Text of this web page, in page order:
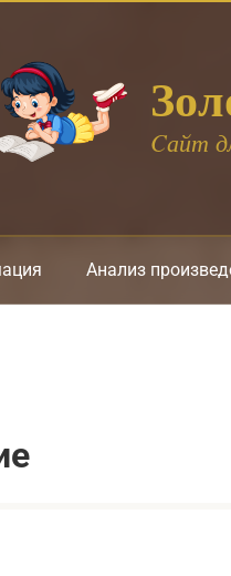
Cайт
Анализ